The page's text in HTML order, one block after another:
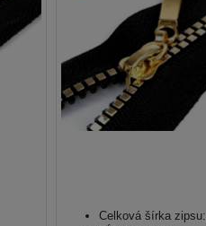
Celková šírka zipsu: